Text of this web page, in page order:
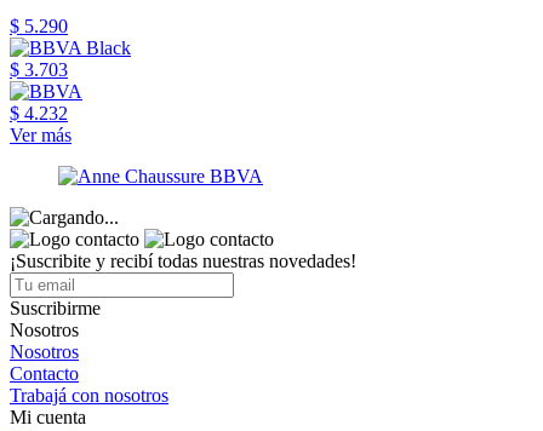
$ 5.290
$ 3.703
$ 4.232
Ver más
¡Suscribite y recibí todas nuestras novedades!
Suscribirme
Nosotros
Nosotros
Contacto
Trabajá con nosotros
Mi cuenta